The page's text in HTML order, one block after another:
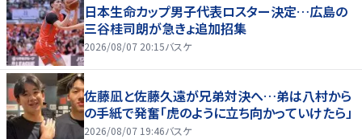
日本生命カップ男子代表ロスター決定…広島の
三谷桂司朗が急きょ追加招集
2026/08/07 20:15バスケ
佐藤凪と佐藤久遠が兄弟対決へ…弟は八村から
の手紙で発奮「虎のように立ち向かっていけたら」
2026/08/07 19:46バスケ